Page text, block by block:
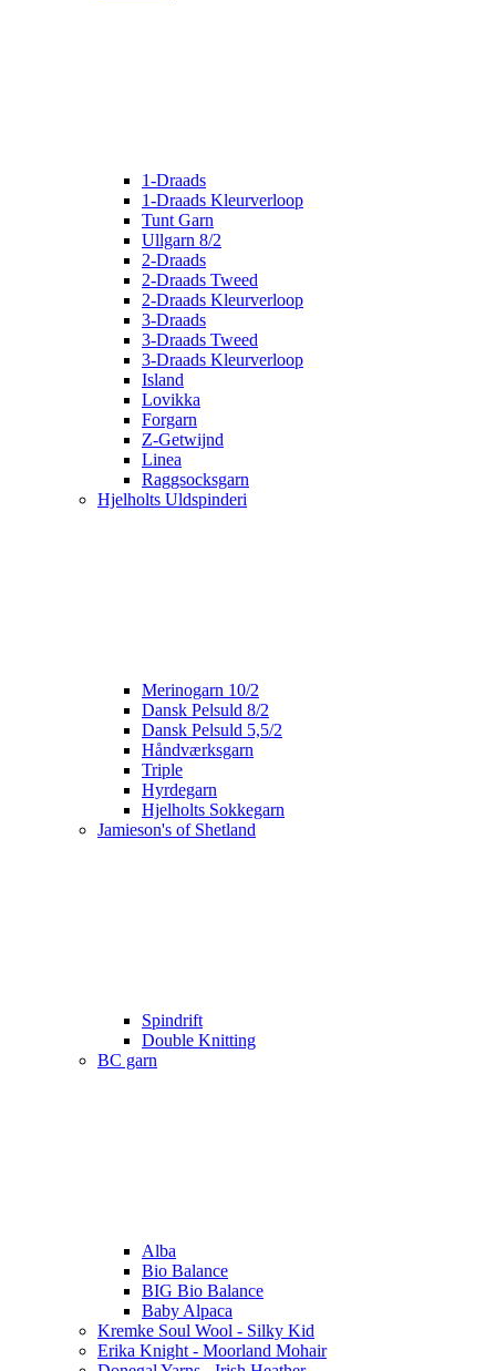
1-Draads
1-Draads Kleurverloop
Tunt Garn
Ullgarn 8/2
2-Draads
2-Draads Tweed
2-Draads Kleurverloop
3-Draads
3-Draads Tweed
3-Draads Kleurverloop
Island
Lovikka
Forgarn
Z-Getwijnd
Linea
Raggsocksgarn
Hjelholts Uldspinderi
Merinogarn 10/2
Dansk Pelsuld 8/2
Dansk Pelsuld 5,5/2
Håndværksgarn
Triple
Hyrdegarn
Hjelholts Sokkegarn
Jamieson's of Shetland
Spindrift
Double Knitting
BC garn
Alba
Bio Balance
BIG Bio Balance
Baby Alpaca
Kremke Soul Wool - Silky Kid
Erika Knight - Moorland Mohair